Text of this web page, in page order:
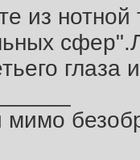
из нотной
глаза